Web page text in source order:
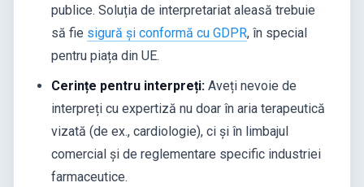
publice. Soluția de interpretariat aleasă trebuie
să fie sigură și conformă cu GDPR, în special
pentru piața din UE.
Cerințe pentru interpreți: Aveți nevoie de
interpreți cu expertiză nu doar în aria terapeutică
vizată (de ex., cardiologie), ci și în limbajul
comercial și de reglementare specific industriei
farmaceutice.